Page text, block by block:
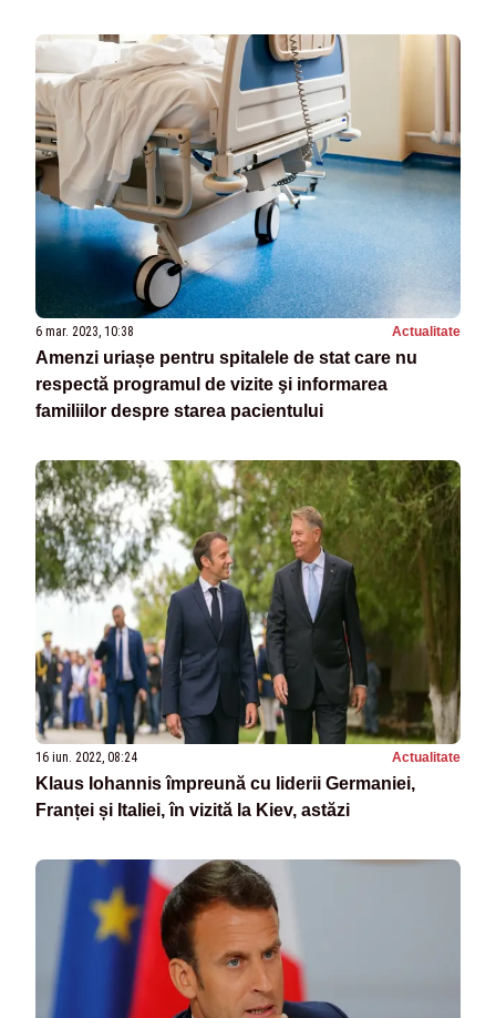
6 mar. 2023, 10:38 Actualitate
Amenzi uriașe pentru spitalele de stat care nu
respectă programul de vizite şi informarea
familiilor despre starea pacientului
16 iun. 2022, 08:24 Actualitate
Klaus Iohannis împreună cu liderii Germaniei,
Franței și Italiei, în vizită la Kiev, astăzi